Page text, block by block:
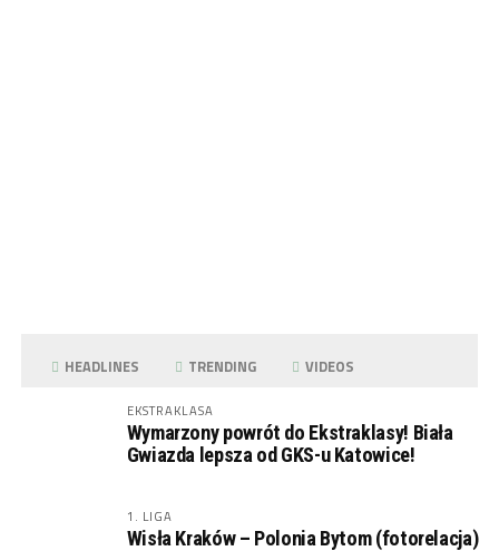
HEADLINES TRENDING VIDEOS
EKSTRAKLASA
Wymarzony powrót do Ekstraklasy! Biała
Gwiazda lepsza od GKS-u Katowice!
1. LIGA
Wisła Kraków – Polonia Bytom (fotorelacja)